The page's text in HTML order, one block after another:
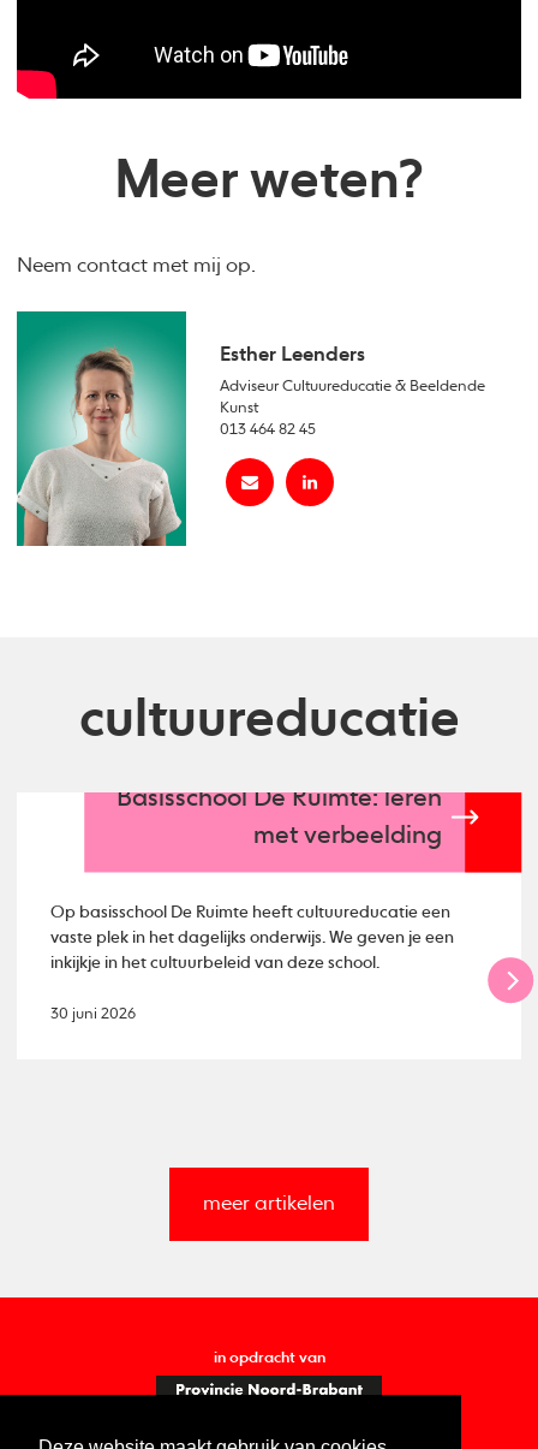
Meer weten?
Neem contact met mij op.
Esther Leenders
Adviseur Cultuureducatie & Beeldende
Kunst
013 464 82 45
cultuureducatie
Basisschool De Ruimte: leren
met verbeelding
Op basisschool De Ruimte heeft cultuureducatie een
vaste plek in het dagelijks onderwijs. We geven je een
inkijkje in het cultuurbeleid van deze school.
30 juni 2026
meer artikelen
in opdracht van